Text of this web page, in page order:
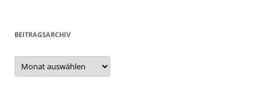
BEITRAGSARCHIV
Beitragsarchiv